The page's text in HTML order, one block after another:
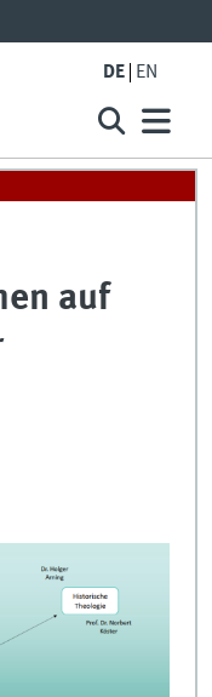
DE EN
auf